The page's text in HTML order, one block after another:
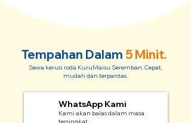
Tempahan Dalam 5 Minit.
Sewa kerusi roda KuruMaisu Seremban. Cepat,
mudah dan terpantas.
WhatsApp Kami
Kami akan balas dalam masa